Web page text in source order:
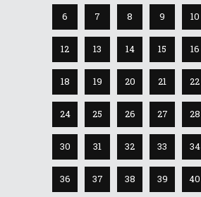
6 7 8 9 10
12 13 14 15 16
18 19 20 21 22
24 25 26 27 28
30 31 32 33 34
36 37 38 39 40